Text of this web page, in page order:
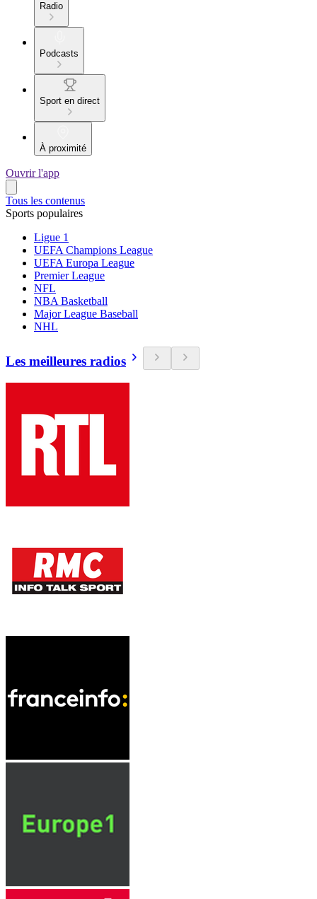
Radio
Podcasts
Sport en direct
À proximité
Ouvrir l'app
Tous les contenus
Sports populaires
Ligue 1
UEFA Champions League
UEFA Europa League
Premier League
NFL
NBA Basketball
Major League Baseball
NHL
Les meilleures radios